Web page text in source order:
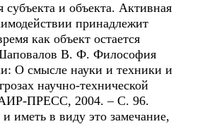
субъекта и объекта. Активная
принадлежит
как объект остается
В. Ф. Философия
О смысле науки и техники и
научно-технической
ПРЕСС, 2004. – С. 96.
и иметь в виду это замечание,